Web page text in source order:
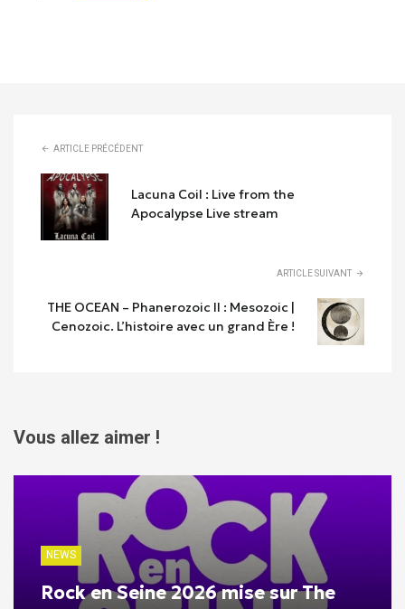
ARTICLE PRÉCÉDENT
Lacuna Coil : Live from the
Apocalypse Live stream
ARTICLE SUIVANT
THE OCEAN – Phanerozoic II : Mesozoic |
Cenozoic. L’histoire avec un grand Ère !
Vous allez aimer !
NEWS
Rock en Seine 2026 mise sur The